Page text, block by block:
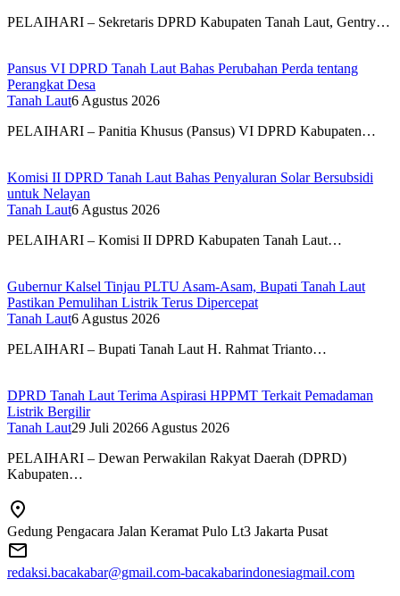
PELAIHARI – Sekretaris DPRD Kabupaten Tanah Laut, Gentry…
Pansus VI DPRD Tanah Laut Bahas Perubahan Perda tentang
Perangkat Desa
Tanah Laut6 Agustus 2026
PELAIHARI – Panitia Khusus (Pansus) VI DPRD Kabupaten…
Komisi II DPRD Tanah Laut Bahas Penyaluran Solar Bersubsidi
untuk Nelayan
Tanah Laut6 Agustus 2026
PELAIHARI – Komisi II DPRD Kabupaten Tanah Laut…
Gubernur Kalsel Tinjau PLTU Asam-Asam, Bupati Tanah Laut
Pastikan Pemulihan Listrik Terus Dipercepat
Tanah Laut6 Agustus 2026
PELAIHARI – Bupati Tanah Laut H. Rahmat Trianto…
DPRD Tanah Laut Terima Aspirasi HPPMT Terkait Pemadaman
Listrik Bergilir
Tanah Laut29 Juli 20266 Agustus 2026
PELAIHARI – Dewan Perwakilan Rakyat Daerah (DPRD)
Kabupaten…
Gedung Pengacara Jalan Keramat Pulo Lt3 Jakarta Pusat
redaksi.bacakabar@gmail.com-bacakabarindonesiagmail.com